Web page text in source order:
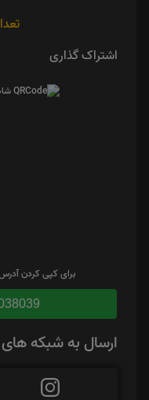
اشتراک گذاری
برای کپی کردن
ارسال به شبکه